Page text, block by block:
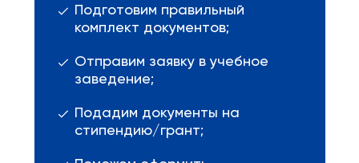
Подготовим правильный
комплект документов;
Отправим заявку в учебное
заведение;
Подадим документы на
стипендию/грант;